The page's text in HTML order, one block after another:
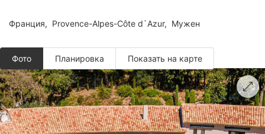
Франция Provence-Alpes-Côte d`Azur Мужен
Фото Планировкa Показать на карте